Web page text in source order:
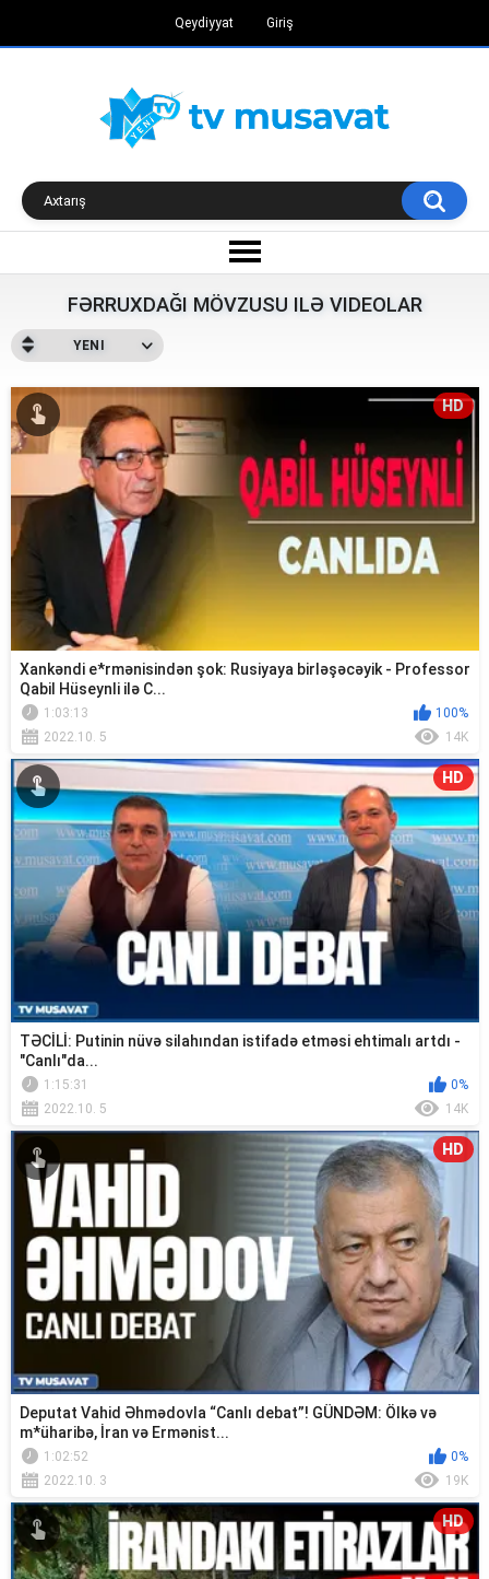
Qeydiyyat Giriş
FƏRRUXDAĞI MÖVZUSU ILƏ VIDEOLAR
YENI
HD
Xankəndi e*rmənisindən şok: Rusiyaya birləşəcəyik - Professor
Qabil Hüseynli ilə C...
1:03:13
100%
2022.10. 5
14K
HD
TƏCİLİ: Putinin nüvə silahından istifadə etməsi ehtimalı artdı -
"Canlı"da...
1:15:31
0%
2022.10. 5
14K
HD
Deputat Vahid Əhmədovla “Canlı debat”! GÜNDƏM: Ölkə və
m*üharibə, İran və Ermənist...
1:02:52
0%
2022.10. 3
19K
HD